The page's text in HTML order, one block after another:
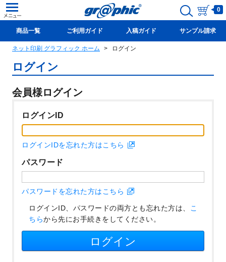
0
商品一覧 ご利用ガイド 入稿ガイド サンプル請求
新規会員登録(無料)
ネット印刷 グラフィック ホーム ログイン
ログイン
会員様ログイン
ログインID
ログインIDを忘れた方はこちら
パスワード
パスワードを忘れた方はこちら
ログインID、パスワードの両方とも忘れた方は、 こ
ちらから先にお手続きをしてください。
ログイン